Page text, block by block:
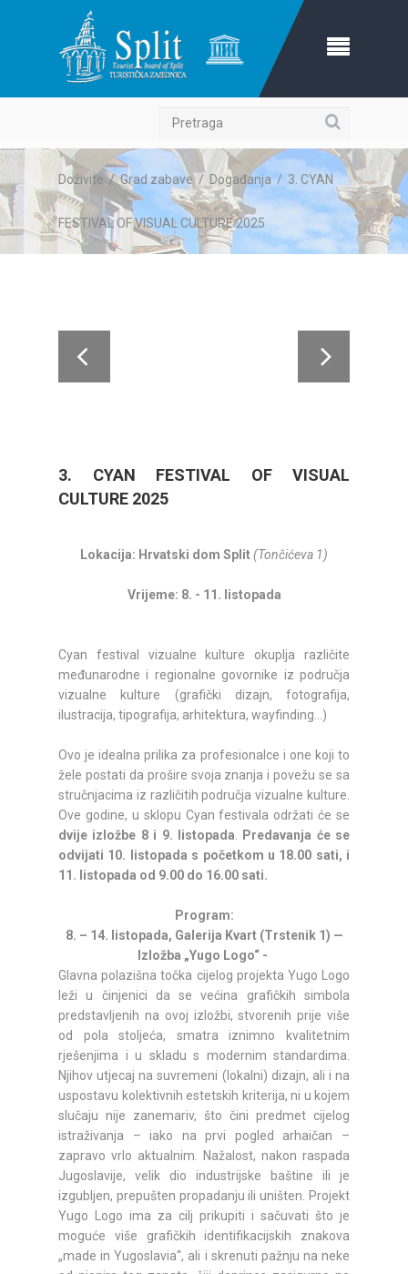
Pretraga
Doživite/Grad zabave/Događanja/ 3. CYAN
FESTIVAL OF VISUAL CULTURE 2025
3. CYAN FESTIVAL OF VISUAL
CULTURE 2025
Lokacija: Hrvatski dom Split(Tončićeva 1)
Vrijeme: 8. - 11. listopada
Cyan festival vizualne kulture okuplja različite
međunarodne i regionalne govornike iz područja
vizualne kulture (grafički dizajn, fotografija,
ilustracija, tipografija, arhitektura, wayfinding...)
Ovo je idealna prilika za profesionalce i one koji to
žele postati da prošire svoja znanja i povežu se sa
stručnjacima iz različitih područja vizualne kulture.
Ove godine, u sklopu Cyan festivala održati će se
dvije izložbe 8 i 9. listopada
Predavanja će se
odvijati 10. listopada s početkom u 18.00 sati, i
11. listopada od 9.00 do 16.00 sati.
Program:
8. – 14. listopada, Galerija Kvart (Trstenik 1) —
Izložba „Yugo Logo“ -
Glavna polazišna točka cijelog projekta Yugo Logo
leži u činjenici da se većina grafičkih simbola
predstavljenih na ovoj izložbi, stvorenih prije više
od pola stoljeća, smatra iznimno kvalitetnim
rješenjima i u skladu s modernim standardima.
Njihov utjecaj na suvremeni (lokalni) dizajn, ali i na
uspostavu kolektivnih estetskih kriterija, ni u kojem
slučaju nije zanemariv, što čini predmet cijelog
istraživanja – iako na prvi pogled arhaičan –
zapravo vrlo aktualnim. Nažalost, nakon raspada
Jugoslavije, velik dio industrijske baštine ili je
izgubljen, prepušten propadanju ili uništen. Projekt
Yugo Logo ima za cilj prikupiti i sačuvati što je
moguće više grafičkih identifikacijskih znakova
„made in Yugoslavia“, ali i skrenuti pažnju na neke